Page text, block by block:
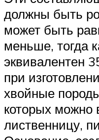
должны быть
может быть
меньше, тогда
эквивалентен
при
хвойные
которых можно
лиственницу,